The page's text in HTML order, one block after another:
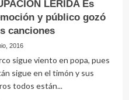
LERIDA Es
y público gozó
canciones
2016
sigue viento en popa, pues
sigue en el timón y sus
todos están...